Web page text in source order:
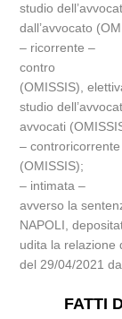
studio
dall’avvocato
– ricorrente –
contro
(OMISSIS),
studio
avvocati
–
(OMISSIS);
– intimata –
avverso la
NAPOLI,
udita la relazione
del 29/04/2021
FATTI